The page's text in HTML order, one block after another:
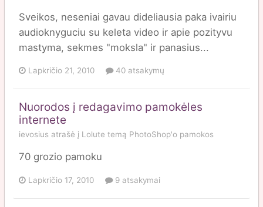
Sveikos, neseniai gavau dideliausia paka ivairiu
audioknyguciu su keleta video ir apie pozityvu
mastyma, sekmes "moksla" ir panasius...
Lapkričio 21, 2010 40 atsakymų
Nuorodos į redagavimo pamokėles
internete
ievosius atrašė į Lolute temą PhotoShop'o pamokos
70 grozio pamoku
Lapkričio 17, 2010 9 atsakymai